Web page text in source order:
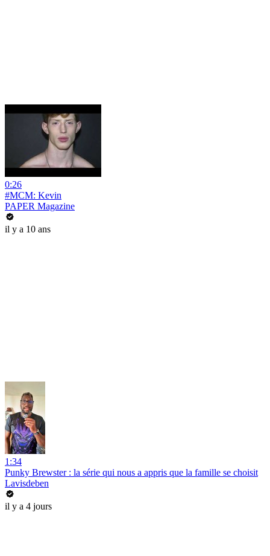
0:26
#MCM: Kevin
PAPER Magazine
il y a 10 ans
1:34
Punky Brewster : la série qui nous a appris que la famille se choisit
Lavisdeben
il y a 4 jours